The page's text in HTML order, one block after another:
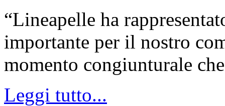
“Lineapelle ha
importante per il nostro
momento congiunturale
Leggi tutto...